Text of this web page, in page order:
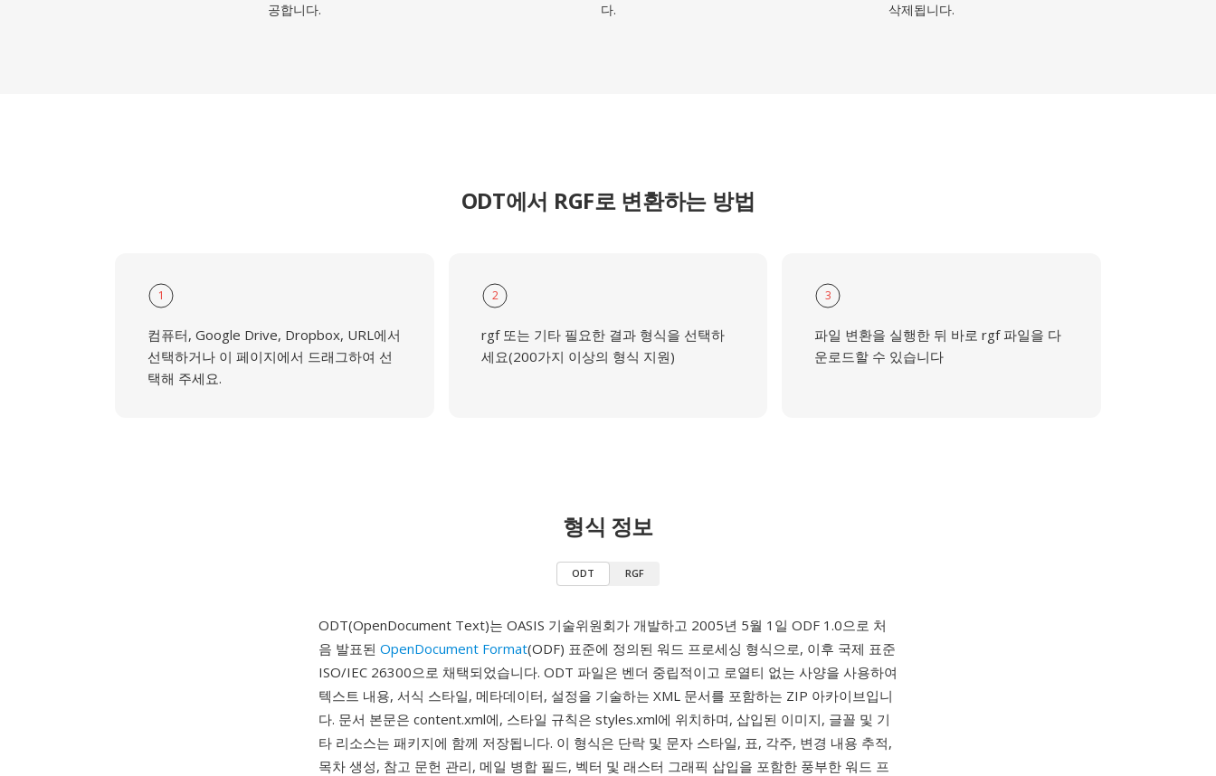
공합니다.
다.
삭제됩니다.
ODT에서 RGF로 변환하는 방법
1
컴퓨터, Google Drive, Dropbox, URL에서
선택하거나 이 페이지에서 드래그하여 선
택해 주세요.
2
rgf 또는 기타 필요한 결과 형식을 선택하
세요(200가지 이상의 형식 지원)
3
파일 변환을 실행한 뒤 바로 rgf 파일을 다
운로드할 수 있습니다
형식 정보
ODT RGF
ODT(OpenDocument Text)는 OASIS 기술위원회가 개발하고 2005년 5월 1일 ODF 1.0으로 처
음 발표된 OpenDocument Format(ODF) 표준에 정의된 워드 프로세싱 형식으로, 이후 국제 표준
ISO/IEC 26300으로 채택되었습니다. ODT 파일은 벤더 중립적이고 로열티 없는 사양을 사용하여
텍스트 내용, 서식 스타일, 메타데이터, 설정을 기술하는 XML 문서를 포함하는 ZIP 아카이브입니
다. 문서 본문은 content.xml에, 스타일 규칙은 styles.xml에 위치하며, 삽입된 이미지, 글꼴 및 기
타 리소스는 패키지에 함께 저장됩니다. 이 형식은 단락 및 문자 스타일, 표, 각주, 변경 내용 추적,
목차 생성, 참고 문헌 관리, 메일 병합 필드, 벡터 및 래스터 그래픽 삽입을 포함한 풍부한 워드 프